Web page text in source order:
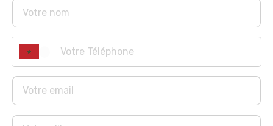
et les chambres parentals.
SUPALUMIC.
LEGRAND.